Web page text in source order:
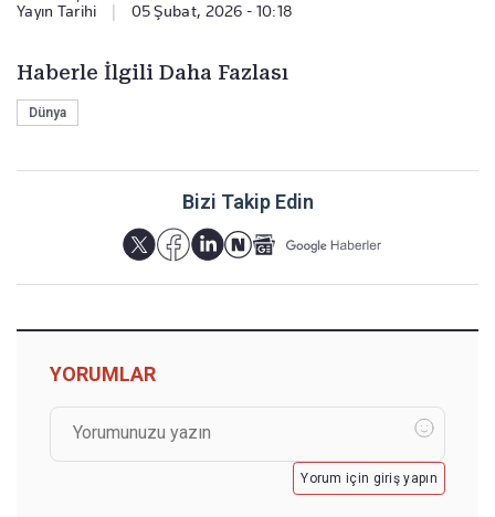
Yayın Tarihi | 05 Şubat, 2026 - 10:18
Haberle İlgili Daha Fazlası
Dünya
Bizi Takip Edin
YORUMLAR
Yorum için giriş yapın